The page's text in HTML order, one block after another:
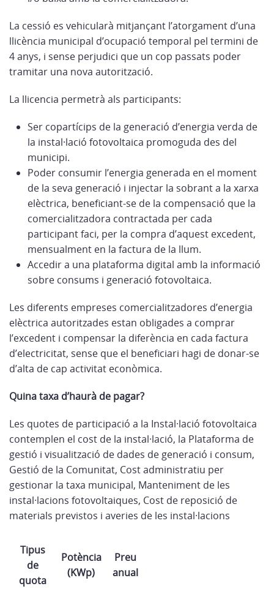
La cessió es vehicularà mitjançant l’atorgament d’una
llicència municipal d’ocupació temporal pel termini de
4 anys, i sense perjudici que un cop passats poder
tramitar una nova autorització.
La llicencia permetrà als participants:
Ser copartícips de la generació d’energia verda de
la instal·lació fotovoltaica promoguda des del
municipi.
Poder consumir l’energia generada en el moment
de la seva generació i injectar la sobrant a la xarxa
elèctrica, beneficiant-se de la compensació que la
comercialitzadora contractada per cada
participant faci, per la compra d’aquest excedent,
mensualment en la factura de la llum.
Accedir a una plataforma digital amb la informació
sobre consums i generació fotovoltaica.
Les diferents empreses comercialitzadores d’energia
elèctrica autoritzades estan obligades a comprar
l’excedent i compensar la diferència en cada factura
d’electricitat, sense que el beneficiari hagi de donar-se
d’alta de cap activitat econòmica.
Quina taxa d’haurà de pagar?
Les quotes de participació a la Instal·lació fotovoltaica
contemplen el cost de la instal·lació, la Plataforma de
gestió i visualització de dades de generació i consum,
Gestió de la Comunitat, Cost administratiu per
gestionar la taxa municipal, Manteniment de les
instal·lacions fotovoltaiques, Cost de reposició de
materials previstos i averies de les instal·lacions
Tipus
de
quota
Potència
(KWp)
Preu
anual